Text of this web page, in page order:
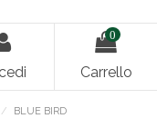
0
Carrello
BLUE BIRD